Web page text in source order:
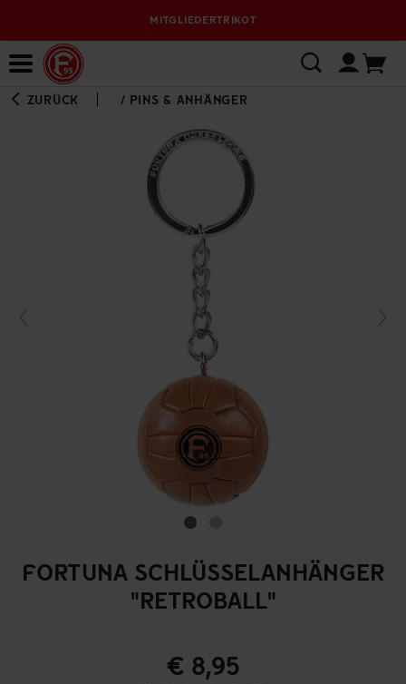
MITGLIEDERTRIKOT
ZURÜCK / PINS & ANHÄNGER
FORTUNA SCHLÜSSELANHÄNGER
"RETROBALL"
€ 8,95